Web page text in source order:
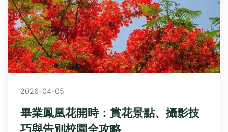
2026-04-05
畢業鳳凰花開時：賞花景點、攝影技
巧與告別校園全攻略